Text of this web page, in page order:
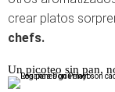
crear platos
chefs.
Un picoteo sin pan,